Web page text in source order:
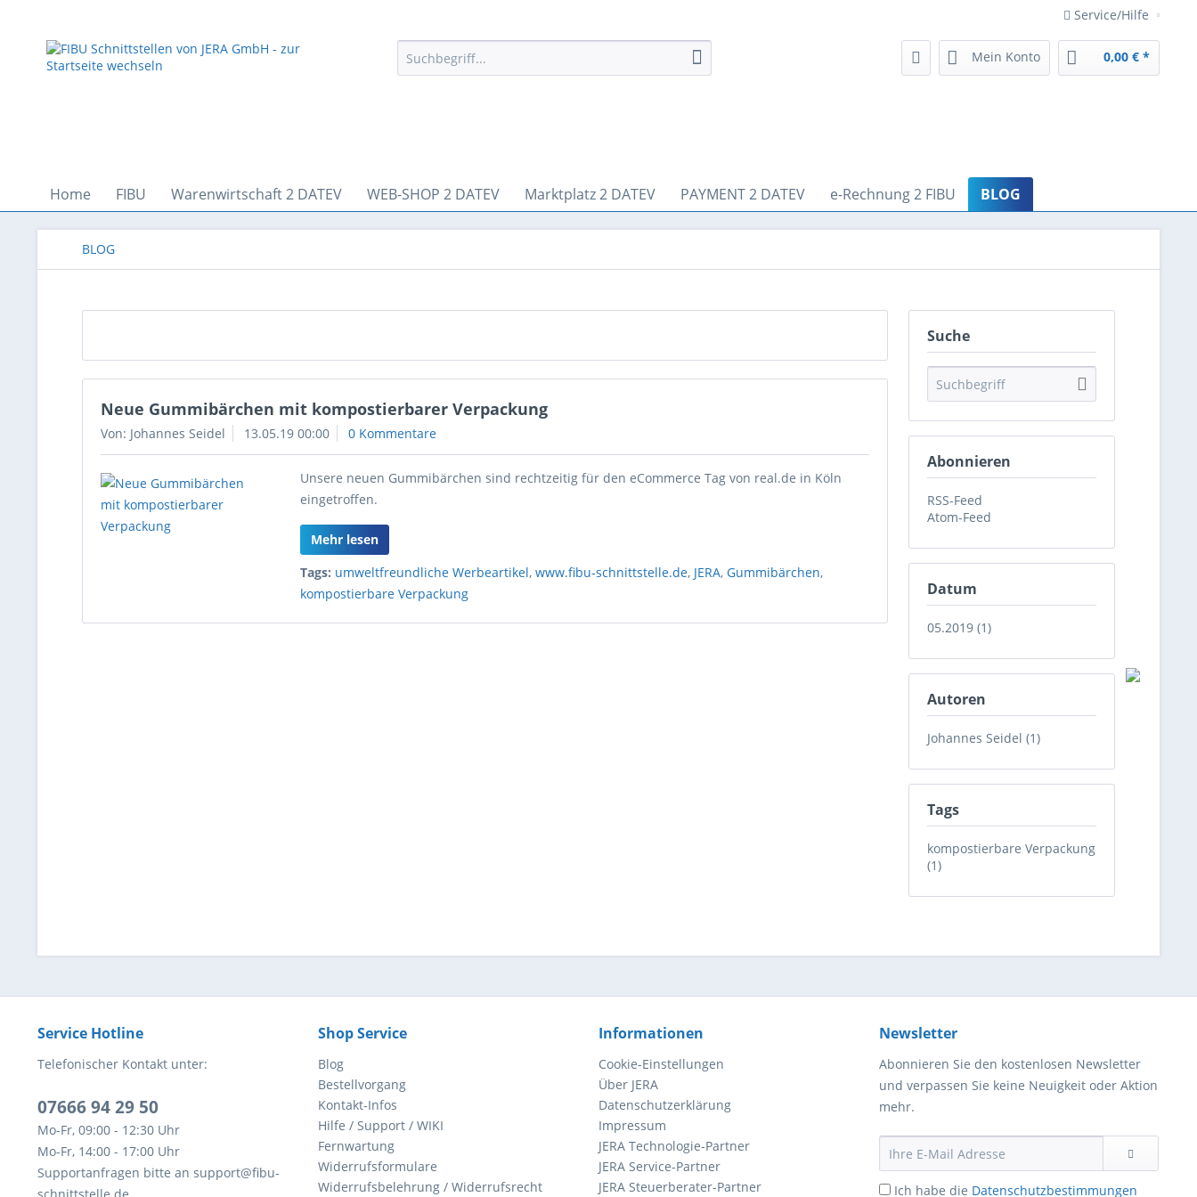
Service/Hilfe
Mein Konto 0,00 € *
Home FIBU Warenwirtschaft 2 DATEV WEB-SHOP 2 DATEV Marktplatz 2 DATEV PAYMENT 2 DATEV e-Rechnung 2 FIBU BLOG
BLOG
Suche
Abonnieren
RSS-Feed
Atom-Feed
Datum
05.2019 (1)
Autoren
Johannes Seidel (1)
Tags
kompostierbare Verpackung
(1)
Neue Gummibärchen mit kompostierbarer Verpackung
Von: Johannes Seidel 13.05.19 00:00 0 Kommentare
Unsere neuen Gummibärchen sind rechtzeitig für den eCommerce Tag von real.de in Köln
eingetroffen.
Mehr lesen
Tags: umweltfreundliche Werbeartikel,www.fibu-schnittstelle.de, JERA,Gummibärchen,
kompostierbare Verpackung
Service Hotline
Telefonischer Kontakt unter:
07666 94 29 50
Mo-Fr, 09:00 - 12:30 Uhr
Mo-Fr, 14:00 - 17:00 Uhr
Supportanfragen bitte an support@fibu-
Shop Service
Blog
Bestellvorgang
Kontakt-Infos
Hilfe / Support / WIKI
Fernwartung
Widerrufsformulare
Widerrufsbelehrung / Widerrufsrecht
Informationen
Cookie-Einstellungen
Über JERA
Datenschutzerklärung
Impressum
JERA Technologie-Partner
JERA Service-Partner
JERA Steuerberater-Partner
Newsletter
Abonnieren Sie den kostenlosen Newsletter
und verpassen Sie keine Neuigkeit oder Aktion
mehr.
Ich habe die Datenschutzbestimmungen